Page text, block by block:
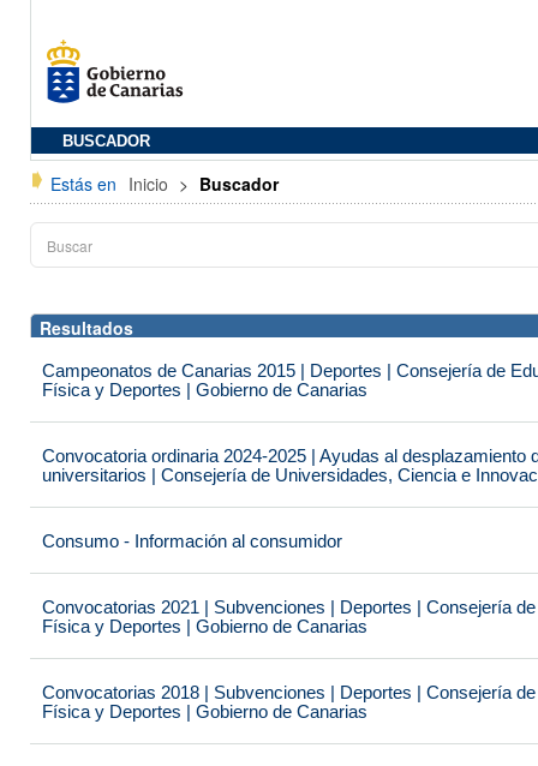
BUSCADOR
Estás en Inicio > Buscador
Resultados
Campeonatos de Canarias 2015 | Deportes | Consejería de
Física y Deportes | Gobierno de Canarias
Convocatoria ordinaria 2024-2025 | Ayudas al desplazamiento
universitarios | Consejería de Universidades, Ciencia e
Consumo - Información al consumidor
Convocatorias 2021 | Subvenciones | Deportes | Consejería
Física y Deportes | Gobierno de Canarias
Convocatorias 2018 | Subvenciones | Deportes | Consejería
Física y Deportes | Gobierno de Canarias